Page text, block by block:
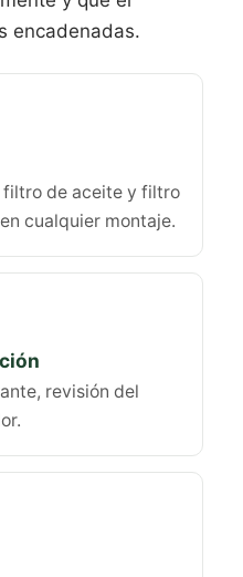
encadenadas.
filtro de aceite y filtro
cualquier montaje.
revisión del